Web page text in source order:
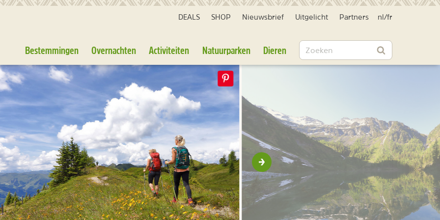
DEALS SHOP Nieuwsbrief Uitgelicht Partners nl /fr
Bestemmingen Overnachten Activiteiten Natuurparken Dieren Zoeken
Zoeken
Volgende